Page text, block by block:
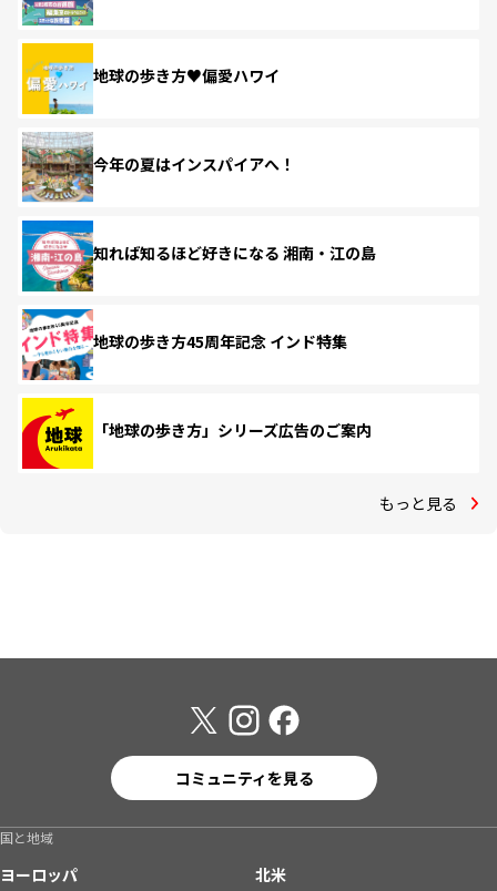
地球の歩き方♥偏愛ハワイ
今年の夏はインスパイアへ！
知れば知るほど好きになる 湘南・江の島
地球の歩き方45周年記念 インド特集
「地球の歩き方」シリーズ広告のご案内
もっと見る
コミュニティを見る
国と地域
ヨーロッパ
北米